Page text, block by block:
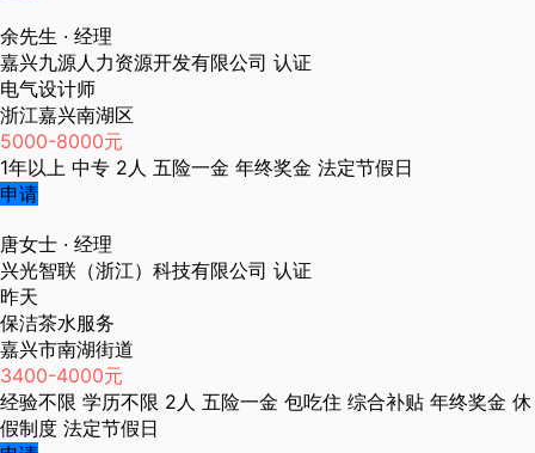
余先生 · 经理
嘉兴九源人力资源开发有限公司 认证
电气设计师
浙江嘉兴南湖区
5000-8000元
1年以上 中专 2人 五险一金 年终奖金 法定节假日
申请
唐女士 · 经理
兴光智联（浙江）科技有限公司 认证
昨天
保洁茶水服务
嘉兴市南湖街道
3400-4000元
经验不限 学历不限 2人 五险一金 包吃住 综合补贴 年终奖金 休
假制度 法定节假日